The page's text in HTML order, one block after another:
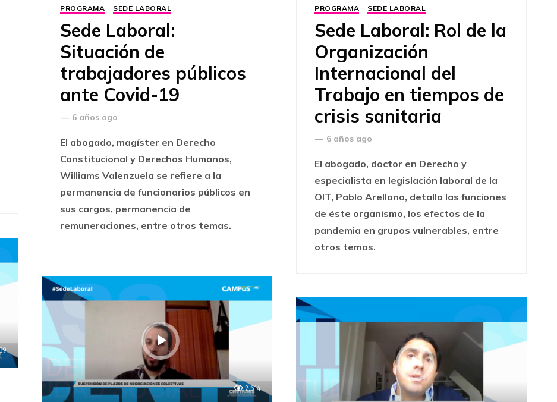
PROGRAMA SEDE LABORAL
Sede Laboral:
Situación de
trabajadores públicos
ante Covid-19
— 6 años ago
El abogado, magíster en Derecho
Constitucional y Derechos Humanos,
Williams Valenzuela se refiere a la
permanencia de funcionarios públicos en
sus cargos, permanencia de
remuneraciones, entre otros temas.
PROGRAMA SEDE LABORAL
Sede Laboral: Rol de la
Organización
Internacional del
Trabajo en tiempos de
crisis sanitaria
— 6 años ago
El abogado, doctor en Derecho y
especialista en legislación laboral de la
OIT, Pablo Arellano, detalla las funciones
de éste organismo, los efectos de la
pandemia en grupos vulnerables, entre
otros temas.
2,614